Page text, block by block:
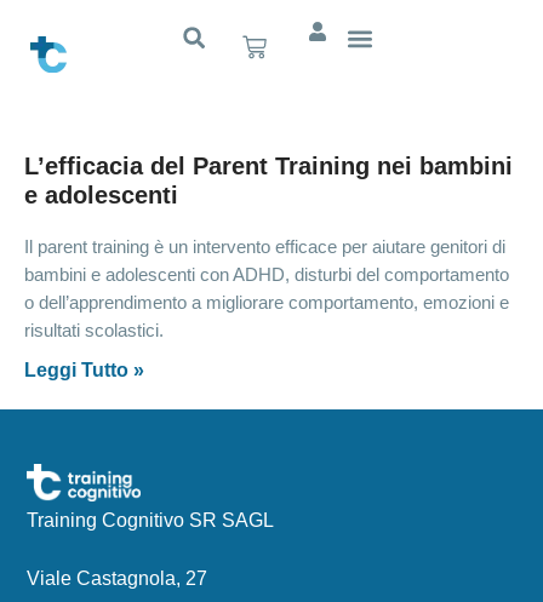
L’efficacia del Parent Training nei bambini
e adolescenti
Il parent training è un intervento efficace per aiutare genitori di
bambini e adolescenti con ADHD, disturbi del comportamento
o dell’apprendimento a migliorare comportamento, emozioni e
risultati scolastici.
Leggi Tutto »
Training Cognitivo SR SAGL
Viale Castagnola, 27